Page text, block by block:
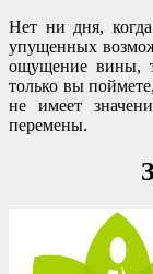
Нет ни дня,
упущенных
ощущение вины,
только вы
не имеет
перемены.